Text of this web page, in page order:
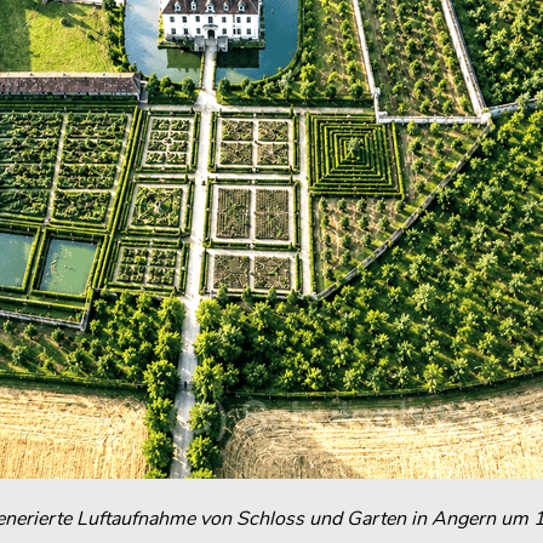
Luftaufnahme von Schloss und Garten in Angern um